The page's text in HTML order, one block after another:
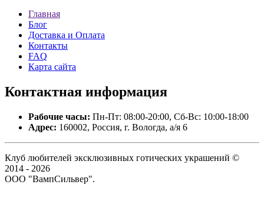
Главная
Блог
Доставка и Оплата
Контакты
FAQ
Карта сайта
Контактная информация
Рабочие часы: Пн-Пт: 08:00-20:00, Сб-Вс: 10:00-18:00
Адрес: 160002, Россия, г. Вологда, а/я 6
Клуб любителей эксклюзивных готических украшений ©
2014 - 2026
ООО "ВампСильвер".